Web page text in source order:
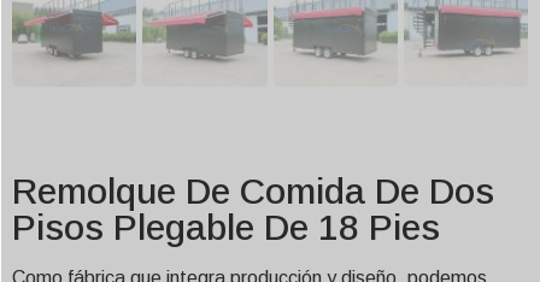
Remolque De Comida De Dos
Pisos Plegable De 18 Pies
Como fábrica que integra producción y diseño, podemos